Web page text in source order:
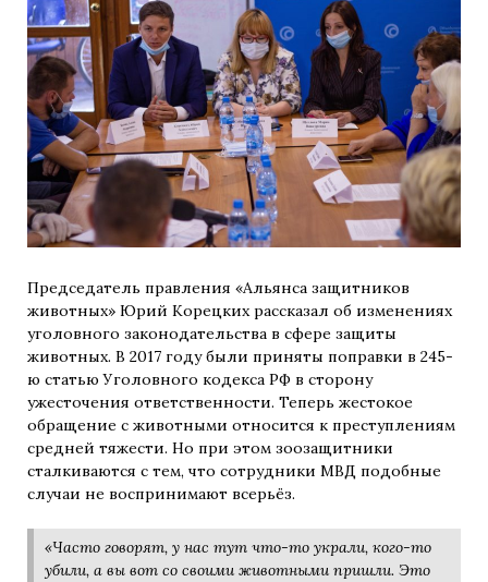
Председатель правления «Альянса защитников
животных» Юрий Корецких рассказал об изменениях
уголовного законодательства в сфере защиты
животных. В 2017 году были приняты поправки в 245-
ю статью Уголовного кодекса РФ в сторону
ужесточения ответственности. Теперь жестокое
обращение с животными относится к преступлениям
средней тяжести. Но при этом зоозащитники
сталкиваются с тем, что сотрудники МВД подобные
случаи не воспринимают всерьёз.
«Часто говорят, у нас тут что-то украли, кого-то
убили, а вы вот со своими животными пришли. Это